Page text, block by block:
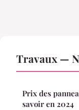
Travaux —
Prix des
savoir en 2024